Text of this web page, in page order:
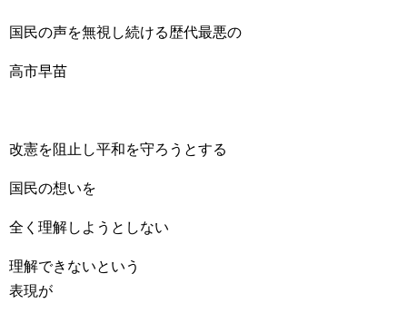
国民の声を無視し続ける歴代最悪の
高市早苗
改憲を阻止し平和を守ろうとする
国民の想いを
全く理解しようとしない
理解できないという
表現が